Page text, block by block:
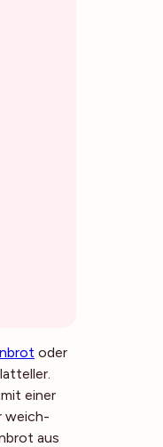
oder
einer
weich-
aus